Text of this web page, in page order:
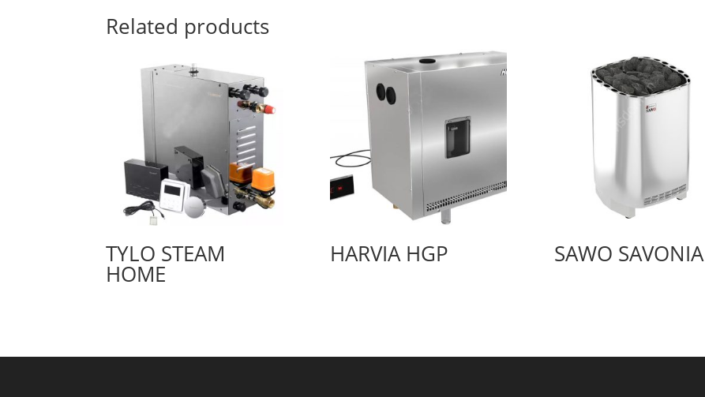
Related products
TYLO STEAM
HOME
HARVIA HGP SAWO SAVONIA